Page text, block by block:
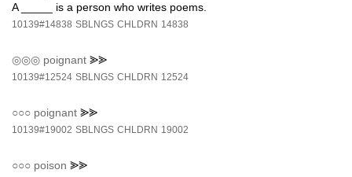
A _____ is a person who writes poems.
10139#14838 SBLNGS CHLDRN 14838
◎◎◎ poignant ⪢⪢
10139#12524 SBLNGS CHLDRN 12524
○○○ poignant ⪢⪢
10139#19002 SBLNGS CHLDRN 19002
○○○ poison ⪢⪢